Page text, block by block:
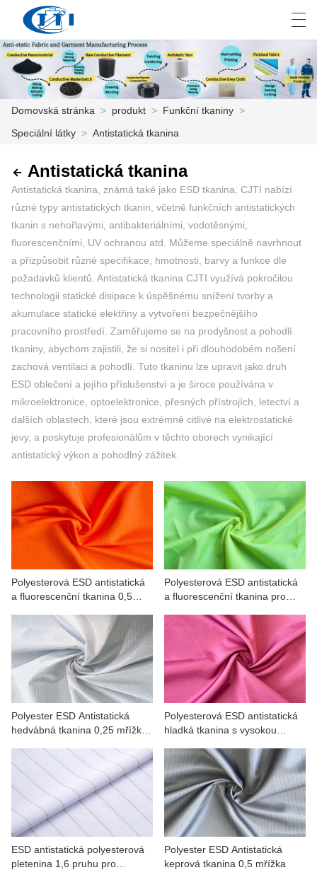
DOMOVSKÁ STRÁNKA
PRODUKT
O NÁS
ZPRÁVY
PRŮMYSL
KONTAKTUJTE NÁS
VIDEA
العربية česky Deutsch English
Domovská stránka > produkt > Funkční tkaniny >
Speciální látky > Antistatická tkanina
Antistatická tkanina
Antistatická tkanina, známá také jako ESD tkanina, CJTI nabízí
různé typy antistatických tkanin, včetně funkčních antistatických
tkanin s nehořlavými, antibakteriálními, vodotěsnými,
fluorescenčními, UV ochranou atd. Můžeme speciálně navrhnout
a přizpůsobit různé specifikace, hmotnosti, barvy a funkce dle
požadavků klientů. Antistatická tkanina CJTI využívá pokročilou
technologii statické disipace k úspěšnému snížení tvorby a
akumulace statické elektřiny a vytvoření bezpečnějšího
pracovního prostředí. Zaměřujeme se na prodyšnost a pohodlí
tkaniny, abychom zajistili, že si nositel i při dlouhodobém nošení
zachová ventilaci a pohodlí. Tuto tkaninu lze upravit jako druh
ESD oblečení a jejího příslušenství a je široce používána v
mikroelektronice, optoelektronice, přesných přístrojích, letectví a
dalších oblastech, které jsou extrémně citlivé na elektrostatické
jevy, a poskytuje profesionálům v těchto oborech vynikající
antistatický výkon a pohodlný zážitek.
Polyesterová ESD antistatická
a fluorescenční tkanina 0,5
Polyesterová ESD antistatická
a fluorescenční tkanina pro
Polyester ESD Antistatická
hedvábná tkanina 0,25 mřížka
Polyesterová ESD antistatická
hladká tkanina s vysokou
ESD antistatická polyesterová
pletenina 1,6 pruhu pro
Polyester ESD Antistatická
keprová tkanina 0,5 mřížka